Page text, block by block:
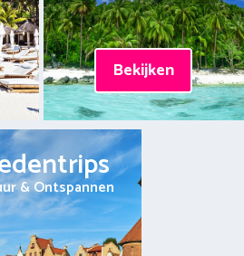
Bekijken
& Ontspannen